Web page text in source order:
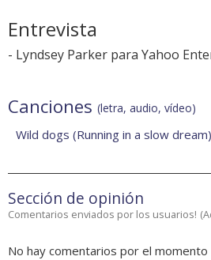
Entrevista
- Lyndsey Parker para Yahoo
Canciones (letra, audio, vídeo)
Wild dogs (Running in a slow dream)
Sección de opinión
Comentarios enviados por los usuarios! (
No hay comentarios por el momento